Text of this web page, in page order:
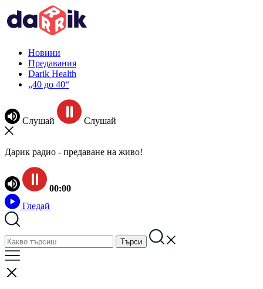
Новини
Предавания
Darik Health
„40 до 40“
Слушай Слушай
Дарик радио - предаване на живо!
00:00
Гледай